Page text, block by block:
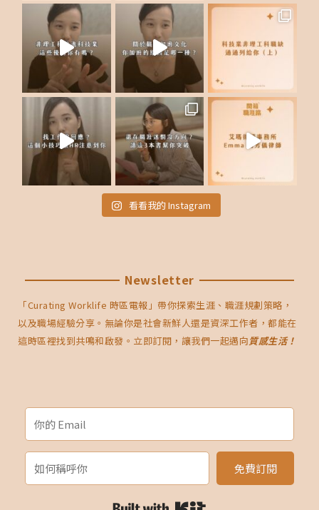
看看我的 Instagram
Newsletter
「Curating Worklife 時區電報」帶你探索生涯、職涯規劃策略，
以及職場經驗分享。無論你是社會新鮮人還是資深工作者，都能在
這時區裡找到共鳴和啟發。立即訂閱，讓我們一起邁向質感生活！
免費訂閱